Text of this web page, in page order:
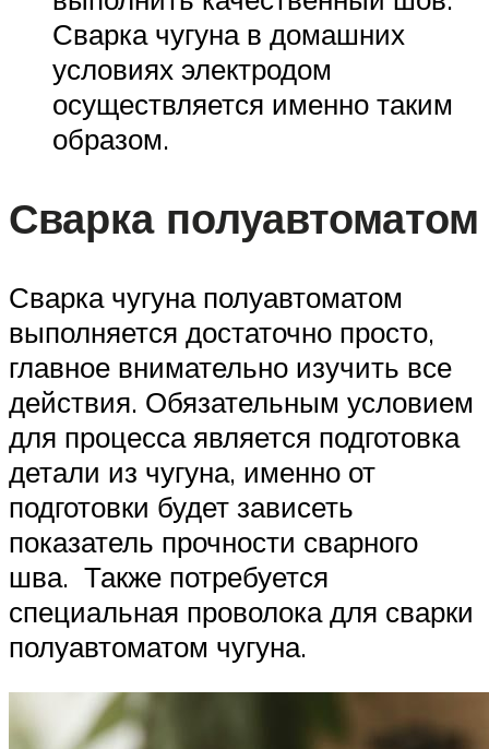
Сварка чугуна в домашних
условиях электродом
осуществляется именно таким
образом.
Сварка полуавтоматом
Сварка чугуна полуавтоматом
выполняется достаточно просто,
главное внимательно изучить все
действия. Обязательным условием
для процесса является подготовка
детали из чугуна, именно от
подготовки будет зависеть
показатель прочности сварного
шва. Также потребуется
специальная проволока для сварки
полуавтоматом чугуна.